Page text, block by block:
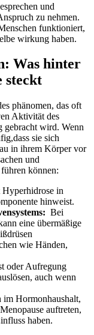
und
zu nehmen.
funktioniert,
wirkung ⁣haben.
Was hinter
steckt
phänomen, das⁢ oft‍
⁢Aktivität des
gebracht ⁢wird. Wenn
sie sich
in ihrem Körper⁤ vor
und
können:
in
hinweist.
‍ Bei
eine⁤ übermäßige
wie Händen,
oder Aufregung
auch ⁤wenn
⁤im Hormonhaushalt,
auftreten,
‌haben.